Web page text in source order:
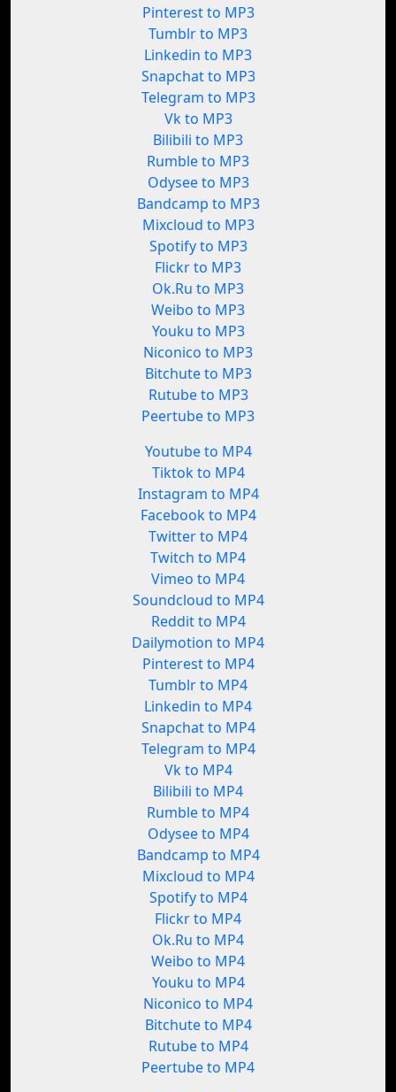
Pinterest to MP3
Tumblr to MP3
Linkedin to MP3
Snapchat to MP3
Telegram to MP3
Vk to MP3
Bilibili to MP3
Rumble to MP3
Odysee to MP3
Bandcamp to MP3
Mixcloud to MP3
Spotify to MP3
Flickr to MP3
Ok.Ru to MP3
Weibo to MP3
Youku to MP3
Niconico to MP3
Bitchute to MP3
Rutube to MP3
Peertube to MP3
Youtube to MP4
Tiktok to MP4
Instagram to MP4
Facebook to MP4
Twitter to MP4
Twitch to MP4
Vimeo to MP4
Soundcloud to MP4
Reddit to MP4
Dailymotion to MP4
Pinterest to MP4
Tumblr to MP4
Linkedin to MP4
Snapchat to MP4
Telegram to MP4
Vk to MP4
Bilibili to MP4
Rumble to MP4
Odysee to MP4
Bandcamp to MP4
Mixcloud to MP4
Spotify to MP4
Flickr to MP4
Ok.Ru to MP4
Weibo to MP4
Youku to MP4
Niconico to MP4
Bitchute to MP4
Rutube to MP4
Peertube to MP4